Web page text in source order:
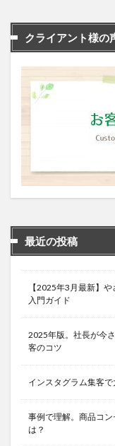
クライアント様の
最近の投稿
【2025年3月最新】
入門ガイド
2025年版。社長が今
客のコツ
インスタグラム集客
事例で理解。商品コ
は？